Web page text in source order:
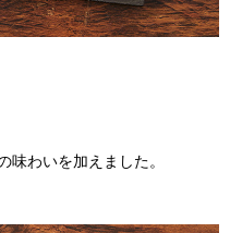
わいを加えました。